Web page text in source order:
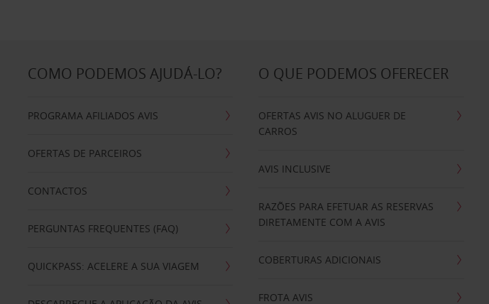
COMO PODEMOS AJUDÁ-LO?
PROGRAMA AFILIADOS AVIS
OFERTAS DE PARCEIROS
CONTACTOS
PERGUNTAS FREQUENTES (FAQ)
QUICKPASS: ACELERE A SUA VIAGEM
O QUE PODEMOS OFERECER
OFERTAS AVIS NO ALUGUER DE
CARROS
AVIS INCLUSIVE
RAZÕES PARA EFETUAR AS RESERVAS
DIRETAMENTE COM A AVIS
COBERTURAS ADICIONAIS
FROTA AVIS